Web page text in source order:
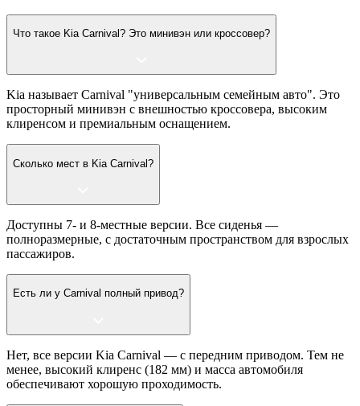
Что такое Kia Carnival? Это минивэн или кроссовер?
Kia называет Carnival "универсальным семейным авто". Это
просторный минивэн с внешностью кроссовера, высоким
клиренсом и премиальным оснащением.
Сколько мест в Kia Carnival?
Доступны 7- и 8-местные версии. Все сиденья —
полноразмерные, с достаточным пространством для взрослых
пассажиров.
Есть ли у Carnival полный привод?
Нет, все версии Kia Carnival — с передним приводом. Тем не
менее, высокий клиренс (182 мм) и масса автомобиля
обеспечивают хорошую проходимость.